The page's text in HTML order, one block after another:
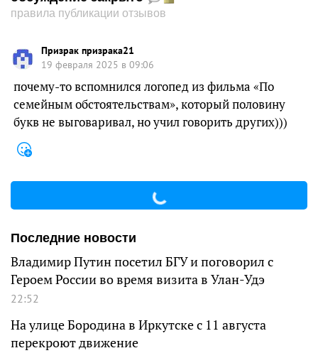
правила публикации отзывов
Призрак призрака21
19 февраля 2025 в 09:06
почему-то вспомнился логопед из фильма «По
семейным обстоятельствам», который половину
букв не выговаривал, но учил говорить других)))
Последние новости
Владимир Путин посетил БГУ и поговорил с
Героем России во время визита в Улан-Удэ
22:52
На улице Бородина в Иркутске с 11 августа
перекроют движение